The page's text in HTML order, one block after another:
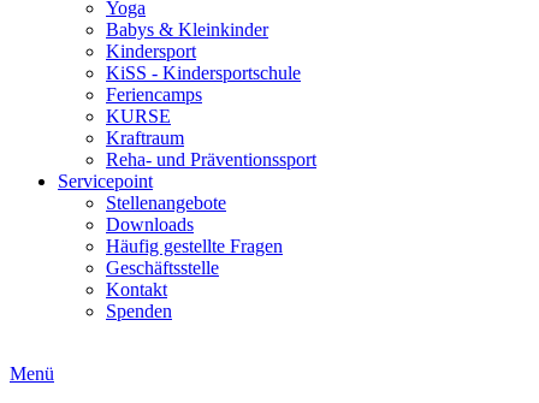
Yoga
Babys & Kleinkinder
Kindersport
KiSS - Kindersportschule
Feriencamps
KURSE
Kraftraum
Reha- und Präventionssport
Servicepoint
Stellenangebote
Downloads
Häufig gestellte Fragen
Geschäftsstelle
Kontakt
Spenden
Menü